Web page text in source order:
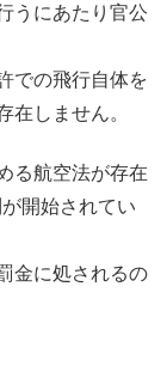
うにあたり官公
での飛行自体を
在しません。
る航空法が存在
開始されてい
金に処されるの